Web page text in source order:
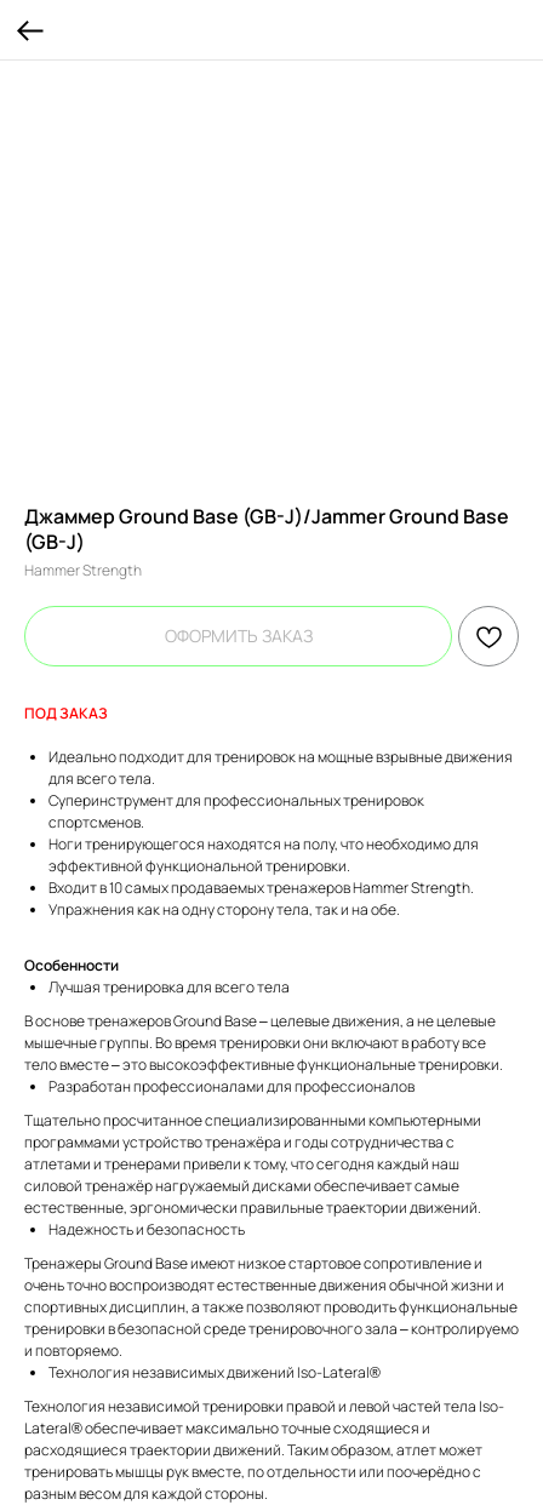
Джаммер Ground Base (GB-J)/Jammer Ground Base
(GB-J)
Hammer Strength
ОФОРМИТЬ ЗАКАЗ
ПОД ЗАКАЗ
Идеально подходит для тренировок на мощные взрывные движения
для всего тела.
Суперинструмент для профессиональных тренировок
спортсменов.
Ноги тренирующегося находятся на полу, что необходимо для
эффективной функциональной тренировки.
Входит в 10 самых продаваемых тренажеров Hammer Strength.
Упражнения как на одну сторону тела, так и на обе.
Особенности
Лучшая тренировка для всего тела
В основе тренажеров Ground Base – целевые движения, а не целевые
мышечные группы. Во время тренировки они включают в работу все
тело вместе – это высокоэффективные функциональные тренировки.
Разработан профессионалами для профессионалов
Тщательно просчитанное специализированными компьютерными
программами устройство тренажёра и годы сотрудничества с
атлетами и тренерами привели к тому, что сегодня каждый наш
силовой тренажёр нагружаемый дисками обеспечивает самые
естественные, эргономически правильные траектории движений.
Надежность и безопасность
Тренажеры Ground Base имеют низкое стартовое сопротивление и
очень точно воспроизводят естественные движения обычной жизни и
спортивных дисциплин, а также позволяют проводить функциональные
тренировки в безопасной среде тренировочного зала – контролируемо
и повторяемо.
Технология независимых движений Iso-Lateral®
Технология независимой тренировки правой и левой частей тела Iso-
Lateral® обеспечивает максимально точные сходящиеся и
расходящиеся траектории движений. Таким образом, атлет может
тренировать мышцы рук вместе, по отдельности или поочерёдно с
разным весом для каждой стороны.